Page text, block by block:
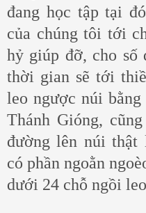
đang học tập tại
của chúng tôi tới
hỷ giúp đỡ, cho số
thời gian sẽ tới
leo ngược núi
Thánh Gióng,
đường lên núi thật
có phần ngoằn
dưới 24 chỗ ngồi